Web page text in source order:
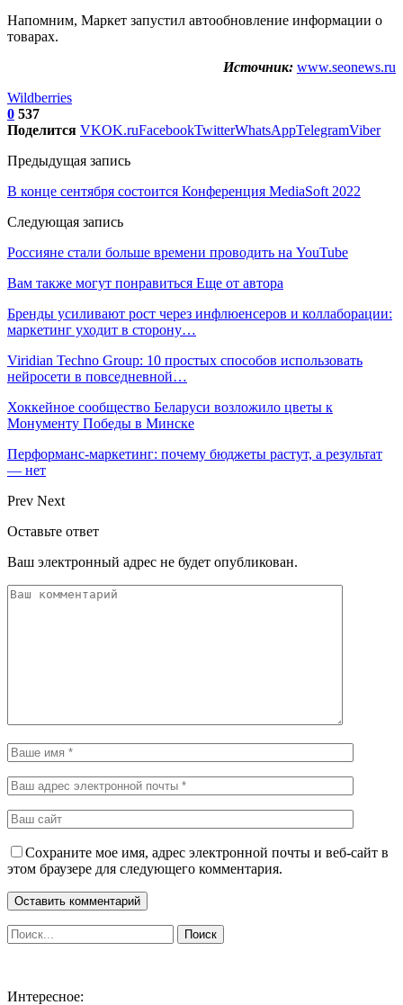
Напомним, Маркет запустил автообновление информации о
товарах.
Источник: www.seonews.ru
Wildberries
0 537
Поделится VKOK.ruFacebookTwitterWhatsAppTelegramViber
Предыдущая запись
В конце сентября состоится Конференция MediaSoft 2022
Следующая запись
Россияне стали больше времени проводить на YouTube
Вам также могут понравиться Еще от автора
Бренды усиливают рост через инфлюенсеров и коллаборации:
маркетинг уходит в сторону…
Viridian Techno Group: 10 простых способов использовать
нейросети в повседневной…
Хоккейное сообщество Беларуси возложило цветы к
Монументу Победы в Минске
Перформанс-маркетинг: почему бюджеты растут, а результат
— нет
Prev Next
Оставьте ответ
Ваш электронный адрес не будет опубликован.
Сохраните мое имя, адрес электронной почты и веб-сайт в
этом браузере для следующего комментария.
Интересное: